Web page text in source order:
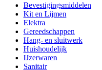
Bevestigingsmiddelen
Kit en Lijmen
Elektra
Gereedschappen
Hang- en sluitwerk
Huishoudelijk
IJzerwaren
Sanitair